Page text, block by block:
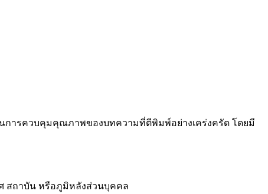
การควบคุมคุณภาพของบทความที่ตีพิมพ์อย่างเคร่งครัด โดยมี
สถาบัน หรือภูมิหลังส่วนบุคคล